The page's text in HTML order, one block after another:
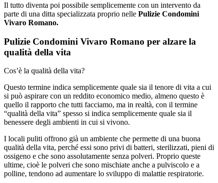
Il tutto diventa poi possibile semplicemente con un intervento da
parte di una ditta specializzata proprio nelle Pulizie Condomini
Vivaro Romano.
Pulizie Condomini Vivaro Romano per alzare la
qualità della vita
Cos’è la qualità della vita?
Questo termine indica semplicemente quale sia il tenore di vita a cui
si può aspirare con un reddito economico medio, almeno questo è
quello il rapporto che tutti facciamo, ma in realtà, con il termine
“qualità della vita” spesso si indica semplicemente quale sia il
benessere degli ambienti in cui si vivono.
I locali puliti offrono già un ambiente che permette di una buona
qualità della vita, perché essi sono privi di batteri, sterilizzati, pieni di
ossigeno e che sono assolutamente senza polveri. Proprio queste
ultime, cioè le polveri che sono mischiate anche a pulviscolo e a
polline, tendono ad aumentare lo sviluppo di malattie respiratorie.